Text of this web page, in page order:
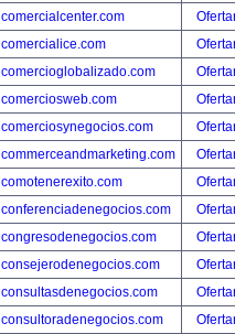
comercialcenter.com
comercialice.com
comercioglobalizado.com
comerciosweb.com
comerciosynegocios.com
commerceandmarketing.com
comotenerexito.com
conferenciadenegocios.com
congresodenegocios.com
consejerodenegocios.com
consultasdenegocios.com
consultoradenegocios.com